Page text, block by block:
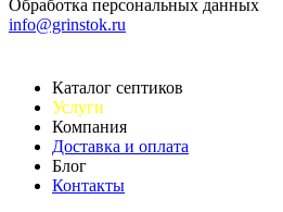
Обработка персональных данных
info@grinstok.ru
Каталог септиков
Услуги
Компания
Доставка и оплата
Блог
Контакты